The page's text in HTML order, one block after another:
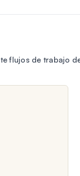
flujos de trabajo